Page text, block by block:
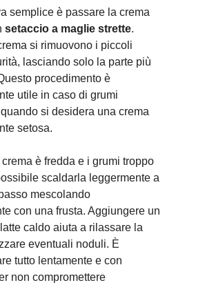
semplice è passare la crema
setaccio a maglie strette.
si rimuovono i piccoli
lasciando solo la parte più
procedimento è
utile in caso di grumi
si desidera una crema
setosa.
è fredda e i grumi troppo
scaldarla leggermente a
mescolando
con una frusta. Aggiungere un
caldo aiuta a rilassare la
eventuali noduli. È
tutto lentamente e con
non compromettere